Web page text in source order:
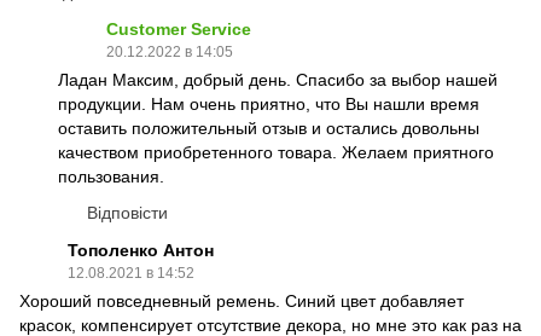
Customer Service
20.12.2022 в 14:05
Ладан Максим, добрый день. Спасибо за выбор нашей
продукции. Нам очень приятно, что Вы нашли время
оставить положительный отзыв и остались довольны
качеством приобретенного товара. Желаем приятного
пользования.
Відповісти
Тополенко Антон
12.08.2021 в 14:52
Хороший повседневный ремень. Синий цвет добавляет
красок, компенсирует отсутствие декора, но мне это как раз на